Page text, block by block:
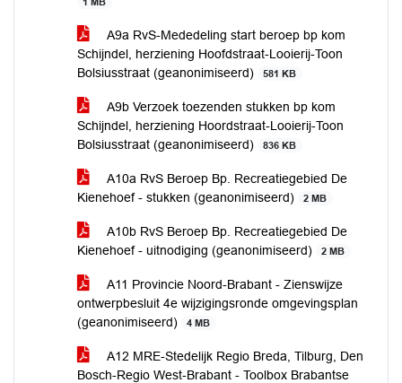
A9a RvS-Mededeling start beroep bp kom
Schijndel, herziening Hoofdstraat-Looierij-Toon
Bolsiusstraat (geanonimiseerd)
581 KB
A9b Verzoek toezenden stukken bp kom
Schijndel, herziening Hoordstraat-Looierij-Toon
Bolsiusstraat (geanonimiseerd)
836 KB
A10a RvS Beroep Bp. Recreatiegebied De
Kienehoef - stukken (geanonimiseerd)
2 MB
A10b RvS Beroep Bp. Recreatiegebied De
Kienehoef - uitnodiging (geanonimiseerd)
2 MB
A11 Provincie Noord-Brabant - Zienswijze
ontwerpbesluit 4e wijzigingsronde omgevingsplan
(geanonimiseerd)
4 MB
A12 MRE-Stedelijk Regio Breda, Tilburg, Den
Bosch-Regio West-Brabant - Toolbox Brabantse